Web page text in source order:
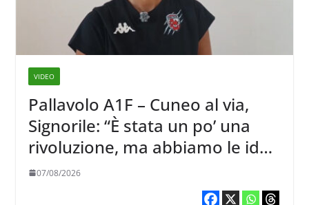
VIDEO
Pallavolo A1F – Cuneo al via,
Signorile: “È stata un po’ una
rivoluzione, ma abbiamo le idee
chiare siu cosa vogliamo fare”
07/08/2026